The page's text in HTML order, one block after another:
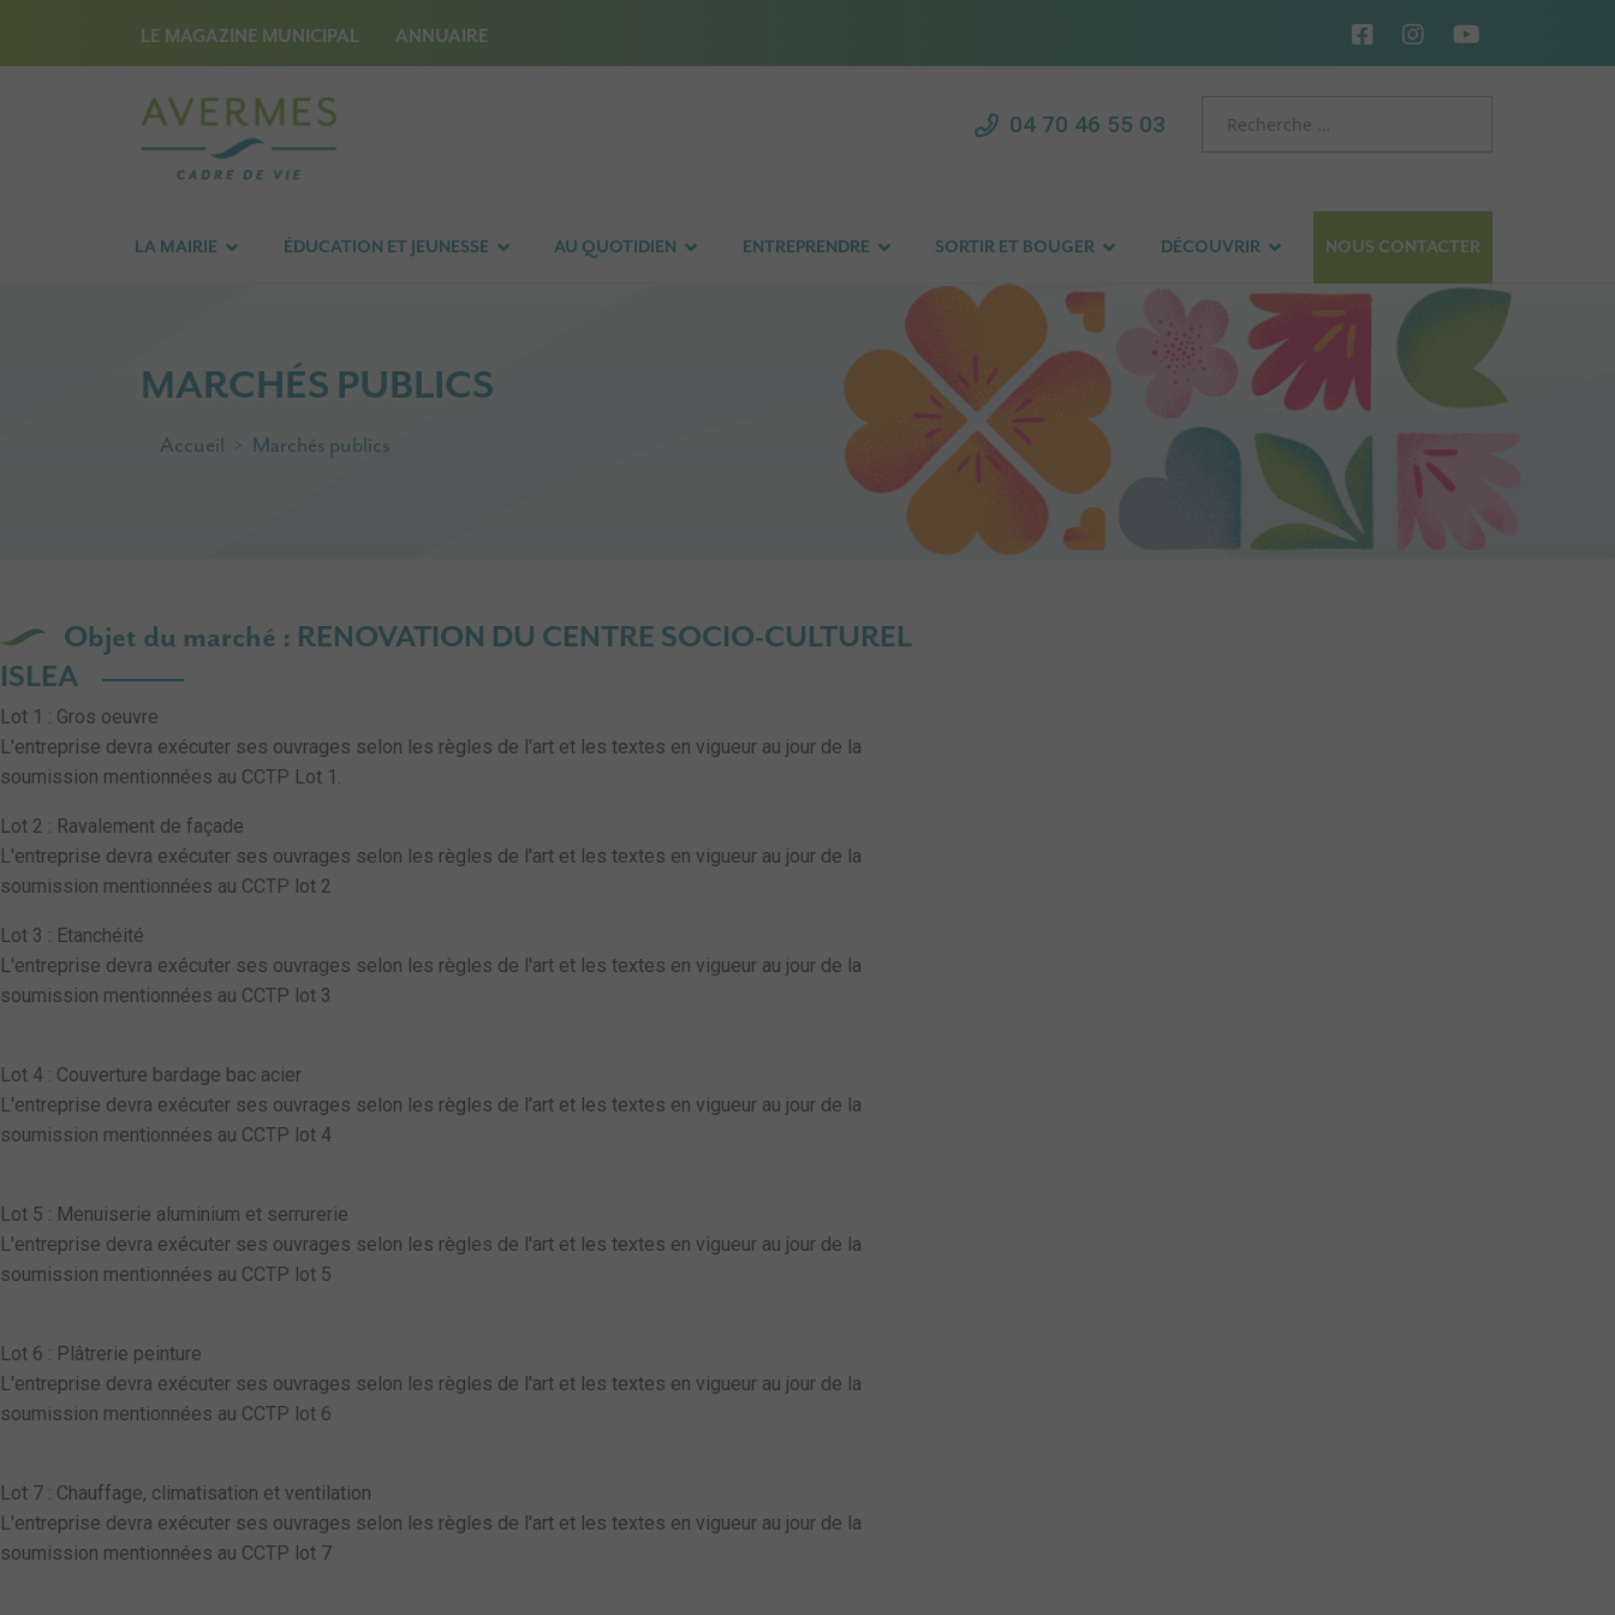
LE MAGAZINE MUNICIPAL ANNUAIRE
04 70 46 55 03
LA MAIRIE ÉDUCATION ET JEUNESSE AU QUOTIDIEN ENTREPRENDRE SORTIR ET BOUGER DÉCOUVRIR NOUS CONTACTER
MARCHÉS PUBLICS
Accueil Marchés publics
Objet du marché : RENOVATION DU CENTRE SOCIO-CULTUREL
ISLEA
Lot 1 : Gros oeuvre
L'entreprise devra exécuter ses ouvrages selon les règles de l'art et les textes en vigueur au jour de la
soumission mentionnées au CCTP Lot 1.
Lot 2 : Ravalement de façade
L'entreprise devra exécuter ses ouvrages selon les règles de l'art et les textes en vigueur au jour de la
soumission mentionnées au CCTP lot 2
Lot 3 : Etanchéité
L'entreprise devra exécuter ses ouvrages selon les règles de l'art et les textes en vigueur au jour de la
soumission mentionnées au CCTP lot 3
Lot 4 : Couverture bardage bac acier
L'entreprise devra exécuter ses ouvrages selon les règles de l'art et les textes en vigueur au jour de la
soumission mentionnées au CCTP lot 4
Lot 5 : Menuiserie aluminium et serrurerie
L'entreprise devra exécuter ses ouvrages selon les règles de l'art et les textes en vigueur au jour de la
soumission mentionnées au CCTP lot 5
Lot 6 : Plâtrerie peinture
L'entreprise devra exécuter ses ouvrages selon les règles de l'art et les textes en vigueur au jour de la
soumission mentionnées au CCTP lot 6
Lot 7 : Chauffage, climatisation et ventilation
L'entreprise devra exécuter ses ouvrages selon les règles de l'art et les textes en vigueur au jour de la
soumission mentionnées au CCTP lot 7